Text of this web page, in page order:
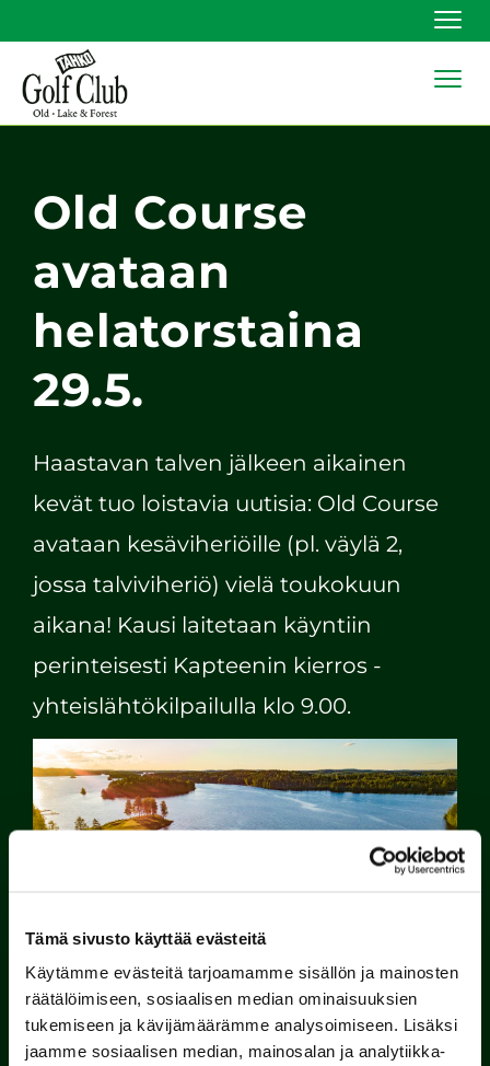
Tämä sivusto käyttää evästeitä
Käytämme evästeitä tarjoamamme sisällön ja mainosten
räätälöimiseen, sosiaalisen median ominaisuuksien
tukemiseen ja kävijämäärämme analysoimiseen. Lisäksi
jaamme sosiaalisen median, mainosalan ja analytiikka-
Old Course
avataan
helatorstaina
29.5.
Haastavan talven jälkeen aikainen
kevät tuo loistavia uutisia: Old Course
avataan kesäviheriöille (pl. väylä 2,
jossa talviviheriö) vielä toukokuun
aikana! Kausi laitetaan käyntiin
perinteisesti Kapteenin kierros -
yhteislähtökilpailulla klo 9.00.